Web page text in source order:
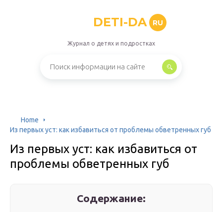
DETI-DA RU
Журнал о детях и подростках
Home
Из первых уст: как избавиться от проблемы обветренных губ
Из первых уст: как избавиться от
проблемы обветренных губ
Содержание: